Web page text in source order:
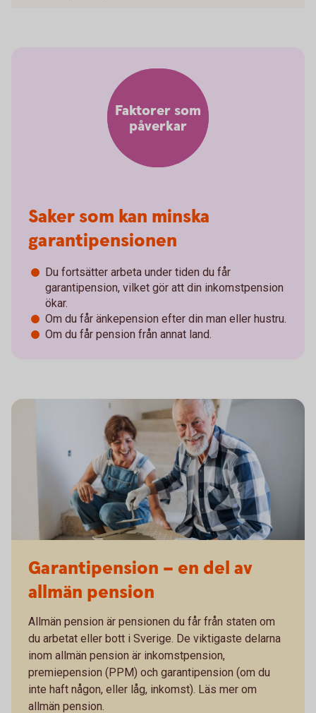
Faktorer som
påverkar
Saker som kan minska
garantipensionen
Du fortsätter arbeta under tiden du får
garantipension, vilket gör att din inkomstpension
ökar.
Om du får änkepension efter din man eller hustru.
Om du får pension från annat land.
Garantipension – en del av
allmän pension
Allmän pension är pensionen du får från staten om
du arbetat eller bott i Sverige. De viktigaste delarna
inom allmän pension är inkomstpension,
premiepension (PPM) och garantipension (om du
inte haft någon, eller låg, inkomst). Läs mer om
allmän pension.